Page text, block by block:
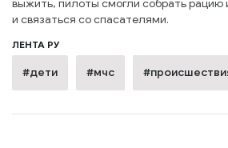
выжить, пилоты смогли собрать рацию
и связаться со спасателями.
ЛЕНТА РУ
#дети #мчс